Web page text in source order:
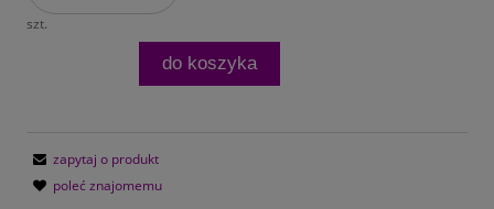
szt.
do koszyka
zapytaj o produkt
poleć znajomemu